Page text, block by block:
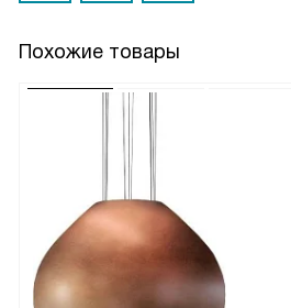
Похожие товары